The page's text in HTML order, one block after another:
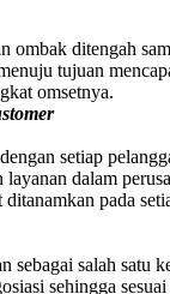
ditengah
tujuan
omsetnya.
setiap
dalam
pada
sebagai salah
sehingga